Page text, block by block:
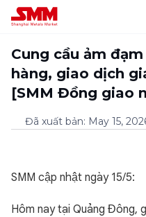
Cung cầu ảm
hàng, giao dịch
[SMM Đồng giao
Đã xuất bản: May 15,
SMM cập nhật ngày 15/5:
Hôm nay tại Quảng Đông,